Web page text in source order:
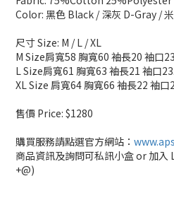
Color: 黑色 Black / 深灰 D-Gray /
尺寸 Size: M / L / XL
M Size肩寬58 胸寬60 袖長20 袖口
L Size肩寬61 胸寬63 袖長21 袖口
XL Size 肩寬64 胸寬66 袖長22 袖口
售價 Price: $1280
購買服務請點選官方網站：
商品資訊及詢問可私訊小盒or 加入
+@)